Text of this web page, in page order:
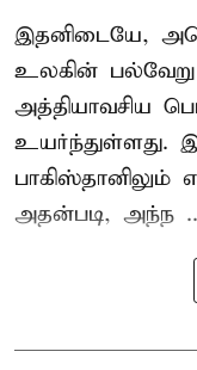
இதனிடையே,
உலகின்
அத்தியாவசிய
உயர்ந்துள்ளது.
பாகிஸ்தானிலும்
அதன்படி, அந்ந